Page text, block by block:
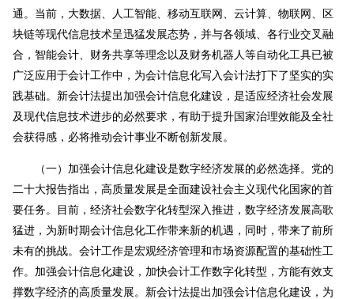
通。当前，大数据、人工智能、移动互联网、云计算、物联网、区
块链等现代信息技术呈迅猛发展态势，并与各领域、各行业交叉融
合，智能会计、财务共享等理念以及财务机器人等自动化工具已被
广泛应用于会计工作中，为会计信息化写入会计法打下了坚实的实
践基础。新会计法提出加强会计信息化建设，是适应经济社会发展
及现代信息技术进步的必然要求，有助于提升国家治理效能及全社
会获得感，必将推动会计事业不断创新发展。
（一）加强会计信息化建设是数字经济发展的必然选择。党的
二十大报告指出，高质量发展是全面建设社会主义现代化国家的首
要任务。目前，经济社会数字化转型深入推进，数字经济发展高歌
猛进，为新时期会计信息化工作带来新的机遇，同时，带来了前所
未有的挑战。会计工作是宏观经济管理和市场资源配置的基础性工
作。加强会计信息化建设，加快会计工作数字化转型，方能有效支
撑数字经济的高质量发展。新会计法提出加强会计信息化建设，为